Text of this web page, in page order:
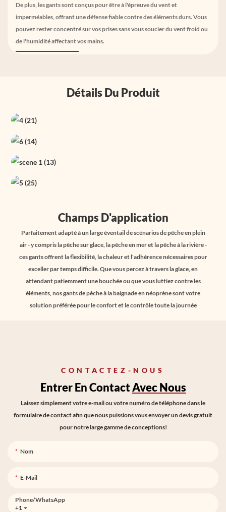
De plus, les gants sont conçus pour être à l'épreuve du vent et
imperméables, offrant une défense fiable contre des éléments durs. Vous
pouvez rester concentré sur vos prises sans vous soucier du vent froid ou
de l'humidité affectant vos mains.
Détails Du Produit
Champs D'application
Parfaitement adapté à un large éventail de scénarios de pêche en plein
air - y compris la pêche sur glace, la pêche en mer et la pêche à la rivière -
ces gants offrent la flexibilité, la chaleur et l'adhérence nécessaires pour
exceller par temps difficile. Que vous percez à travers la glace, en
attendant patiemment une bouchée ou que vous luttiez contre les
éléments, nos gants de pêche à la baignade en néoprène sont votre
solution préférée pour le confort et le contrôle toute la journée
CONTACTEZ-NOUS
Entrer En ContactAvec Nous
Laissez simplement votre e-mail ou votre numéro de téléphone dans le
formulaire de contact afin que nous puissions vous envoyer un devis gratuit
pour notre large gamme de conceptions!
Nom
E-Mail
+1
Phone/whatsApp